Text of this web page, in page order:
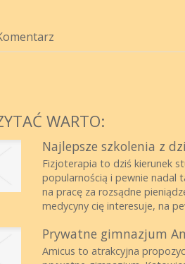
WARTO:
Najlepsze szkolenia z
Fizjoterapia to dziś kierunek
popularnością i pewnie nadal
na pracę za rozsądne
medycyny cię interesuje, na
Prywatne gimnazjum
Amicus to atrakcyjna